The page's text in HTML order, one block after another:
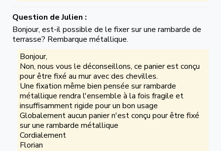
Question de Julien :
Bonjour, est-il possible de le fixer sur une rambarde de
terrasse? Rembarque métallique.
Bonjour,
Non, nous vous le déconseillons, ce panier est conçu
pour être fixé au mur avec des chevilles.
Une fixation même bien pensée sur rambarde
métallique rendra l'ensemble à la fois fragile et
insuffisamment rigide pour un bon usage
Globalement aucun panier n'est conçu pour être fixé
sur une rambarde métallique
Cordialement
Florian